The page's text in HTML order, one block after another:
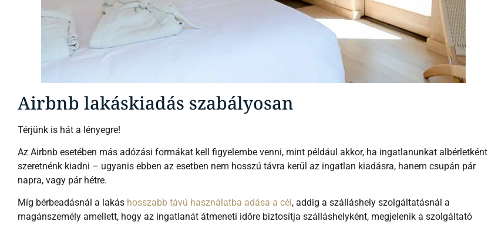
Airbnb lakáskiadás szabályosan
Térjünk is hát a lényegre!
Az Airbnb esetében más adózási formákat kell figyelembe venni, mint például akkor, ha ingatlanunkat albérletként
szeretnénk kiadni – ugyanis ebben az esetben nem hosszú távra kerül az ingatlan kiadásra, hanem csupán pár
napra, vagy pár hétre.
Míg bérbeadásnál a lakás hosszabb távú használatba adása a cél , addig a szálláshely szolgáltatásnál a
magánszemély amellett, hogy az ingatlanát átmeneti időre biztosítja szálláshelyként, megjelenik a szolgáltató